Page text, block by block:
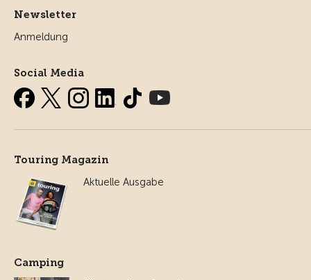
Newsletter
Anmeldung
Social Media
Touring Magazin
Aktuelle Ausgabe
Camping